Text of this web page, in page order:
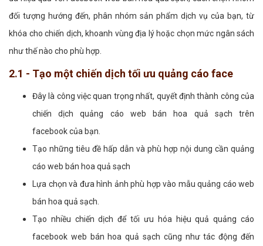
đối tượng hướng đến, phân nhóm sản phẩm dịch vụ của bạn, từ
khóa cho chiến dịch, khoanh vùng địa lý hoặc chọn mức ngân sách
như thế nào cho phù hợp.
2.1 - Tạo một chiến dịch tối ưu quảng cáo face
Đây là công việc quan trọng nhất, quyết định thành công của
chiến dịch quảng cáo web bán hoa quả sạch trên
facebook của bạn.
Tạo những tiêu đề hấp dẫn và phù hợp nội dung cần quảng
cáo web bán hoa quả sạch
Lựa chọn và đưa hình ảnh phù hợp vào mẫu quảng cáo web
bán hoa quả sạch.
Tạo nhiều chiến dịch để tối ưu hóa hiệu quả quảng cáo
facebook web bán hoa quả sạch cũng như tác động đến